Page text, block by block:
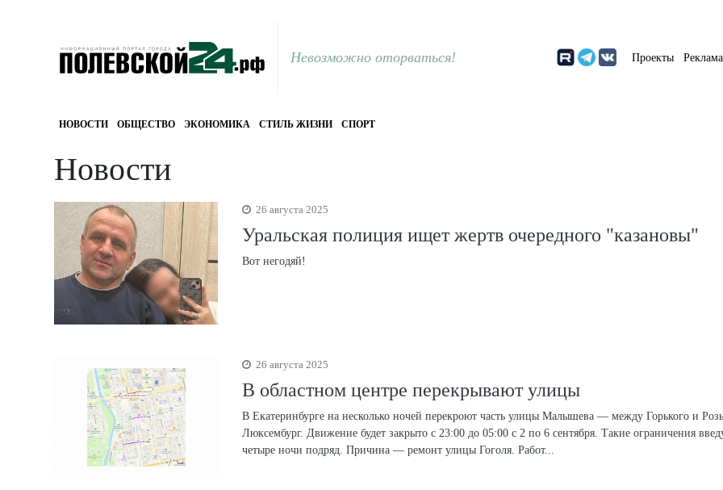
Невозможно оторваться! Проекты Реклама
НОВОСТИ ОБЩЕСТВО ЭКОНОМИКА СТИЛЬ ЖИЗНИ СПОРТ
Новости
26 августа 2025
Уральская полиция ищет жертв очередного "казановы"
Вот негодяй!
26 августа 2025
В областном центре перекрывают улицы
В Екатеринбурге на несколько ночей перекроют часть улицы Малышева — между Горького и
Люксембург. Движение будет закрыто с 23:00 до 05:00 с 2 по 6 сентября. Такие ограничения
четыре ночи подряд. Причина — ремонт улицы Гоголя. Работ...